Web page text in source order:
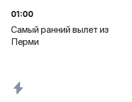
01:00
Самый ранний вылет из
Перми